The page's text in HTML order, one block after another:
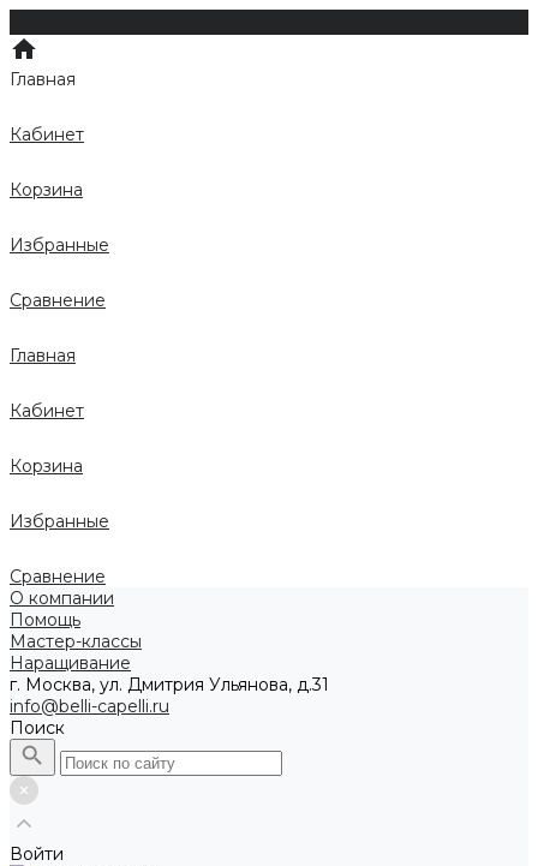
Главная
Кабинет
Корзина
Избранные
Сравнение
Главная
Кабинет
Корзина
Избранные
Сравнение
О компании
Помощь
Мастер-классы
Наращивание
г. Москва, ул. Дмитрия Ульянова, д.31
info@belli-capelli.ru
Поиск
Войти